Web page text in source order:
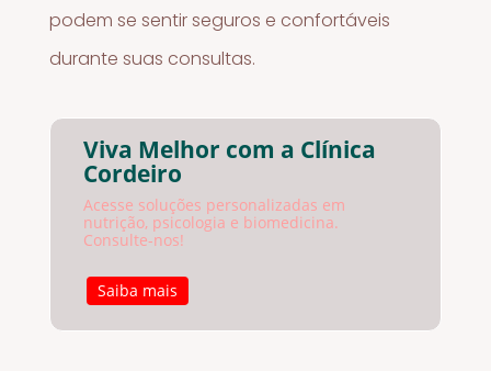
podem se sentir seguros e confortáveis
durante suas consultas.
Viva Melhor com a Clínica
Cordeiro
Acesse soluções personalizadas em
nutrição, psicologia e biomedicina.
Consulte-nos!
Saiba mais